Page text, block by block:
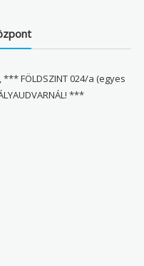
FÖLDSZINT 024/a (egyes
***